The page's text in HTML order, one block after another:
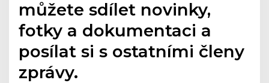
můžete sdílet novinky,
fotky a dokumentaci a
posílat si s ostatními členy
zprávy.